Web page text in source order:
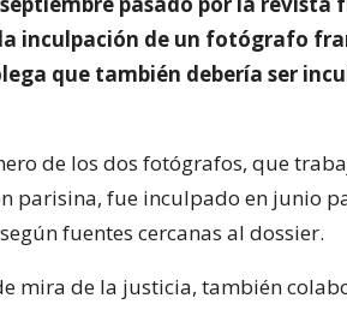
inculpación de un fotógrafo
que también debería ser
de los dos fotógrafos, que
parisina, fue inculpado en junio
fuentes cercanas al dossier.
mira de la justicia, también